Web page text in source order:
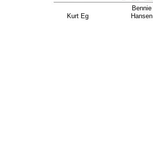
Kurt Eg
Bennie
Hansen